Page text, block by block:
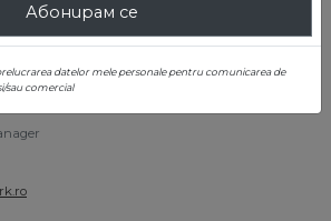
Абонирам се
datelor mele personale pentru comunicarea de
sau comercial